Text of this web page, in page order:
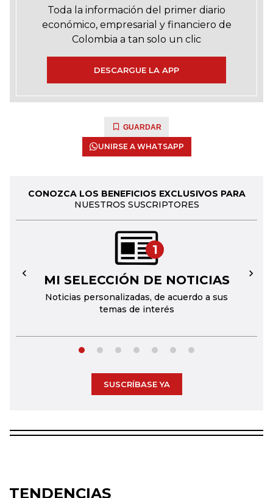
Toda la información del primer diario
económico, empresarial y financiero de
Colombia a tan solo un clic
DESCARGUE LA APP
GUARDAR
UNIRSE A WHATSAPP
CONOZCA LOS BENEFICIOS EXCLUSIVOS PARA
NUESTROS SUSCRIPTORES
1
MI SELECCIÓN DE NOTICIAS
Noticias personalizadas, de acuerdo a sus
temas de interés
← →
SUSCRÍBASE YA
TENDENCIAS